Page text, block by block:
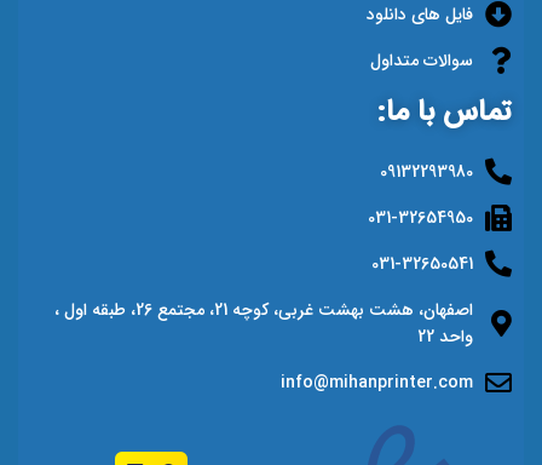
فایل های دانلود
سوالات متداول
تماس با ما:
09132293980
031-32654950
031-32650541
اصفهان، هشت بهشت غربی، کوچه 21، مجتمع 26، طبقه اول ،
واحد 22
info@mihanprinter.com